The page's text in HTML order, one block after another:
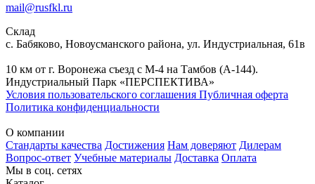
mail@rusfkl.ru
Склад
с. Бабяково, Новоусманского района, ул. Индустриальная, 61в
10 км от г. Воронежа съезд с М-4 на Тамбов (А-144).
Индустриальный Парк «ПЕРСПЕКТИВА»
Условия пользовательского соглашения Публичная оферта
Политика конфиденциальности
О компании
Стандарты качества Достижения Нам доверяют Дилерам
Вопрос-ответ Учебные материалы Доставка Оплата
Мы в соц. сетях